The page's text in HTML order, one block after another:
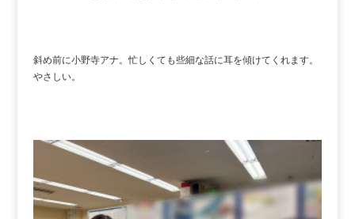
斜め前に小野寺アナ。忙しくても些細な話に耳を傾けてくれます。
やさしい。